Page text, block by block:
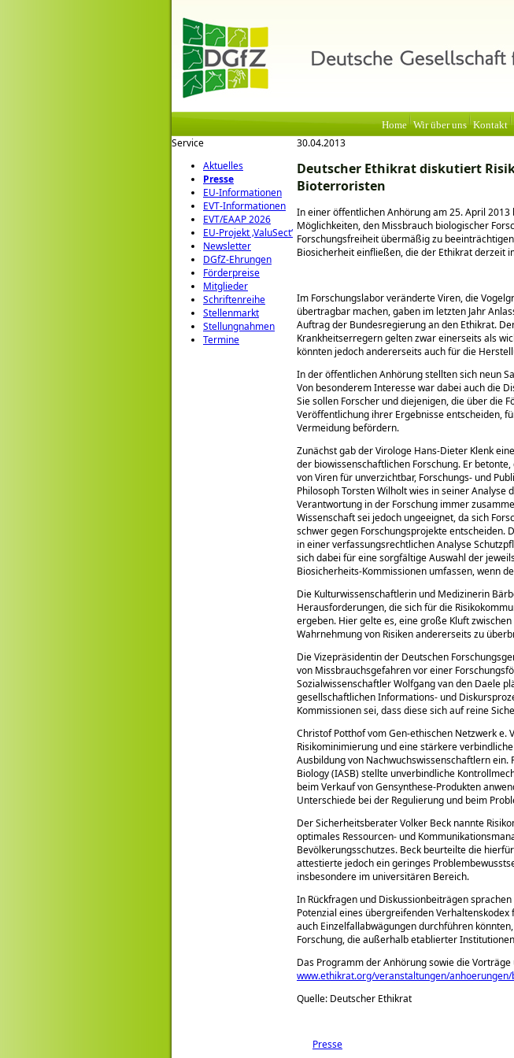
Home Wir über uns Kontakt
Service
Aktuelles
Presse
EU-Informationen
EVT-Informationen
EVT/EAAP 2026
EU-Projekt ‚ValuSect‘
Newsletter
DGfZ-Ehrungen
Förderpreise
Mitglieder
Schriftenreihe
Stellenmarkt
Stellungnahmen
Termine
30.04.2013
Deutscher Ethikrat diskutiert
Bioterroristen
In einer öffentlichen Anhörung am 25. April
Möglichkeiten, den Missbrauch biologischer
Forschungsfreiheit übermäßig zu
Biosicherheit einfließen, die der Ethikrat derzeit
Im Forschungslabor veränderte Viren, die
übertragbar machen, gaben im letzten Jahr
Auftrag der Bundesregierung an den Ethikrat.
Krankheitserregern gelten zwar einerseits als
könnten jedoch andererseits auch für die
In der öffentlichen Anhörung stellten sich neun
Von besonderem Interesse war dabei auch die
Sie sollen Forscher und diejenigen, die über die
Veröffentlichung ihrer Ergebnisse entscheiden,
Vermeidung befördern.
Zunächst gab der Virologe Hans-Dieter Klenk
der biowissenschaftlichen Forschung. Er
von Viren für unverzichtbar, Forschungs- und
Philosoph Torsten Wilholt wies in seiner
Verantwortung in der Forschung immer
Wissenschaft sei jedoch ungeeignet, da sich
schwer gegen Forschungsprojekte entscheiden.
in einer verfassungsrechtlichen Analyse
sich dabei für eine sorgfältige Auswahl der
Biosicherheits-Kommissionen umfassen, wenn
Die Kulturwissenschaftlerin und Medizinerin
Herausforderungen, die sich für die
ergeben. Hier gelte es, eine große Kluft
Wahrnehmung von Risiken andererseits zu
Die Vizepräsidentin der Deutschen
von Missbrauchsgefahren vor einer
Sozialwissenschaftler Wolfgang van den Daele
gesellschaftlichen Informations- und
Kommissionen sei, dass diese sich auf reine
Christof Potthof vom Gen-ethischen Netzwerk e.
Risikominimierung und eine stärkere
Ausbildung von Nachwuchswissenschaftlern
Biology (IASB) stellte unverbindliche
beim Verkauf von Gensynthese-Produkten
Unterschiede bei der Regulierung und beim
Der Sicherheitsberater Volker Beck nannte
optimales Ressourcen- und
Bevölkerungsschutzes. Beck beurteilte die
attestierte jedoch ein geringes
insbesondere im universitären Bereich.
In Rückfragen und Diskussionbeiträgen
Potenzial eines übergreifenden
auch Einzelfallabwägungen durchführen
Forschung, die außerhalb etablierter
Das Programm der Anhörung sowie die
www.ethikrat.org/veranstaltungen/
Quelle: Deutscher Ethikrat
Presse